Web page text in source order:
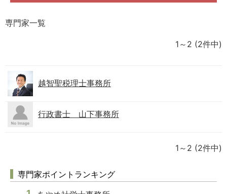
専門家一覧
1～2 (2件中)
越智聖税理士事務所
行政書士 山下事務所
1～2 (2件中)
専門家ポイントランキング